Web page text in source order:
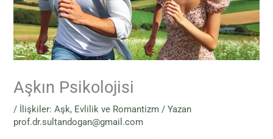
Aşkın Psikolojisi
/ İlişkiler: Aşk, Evlilik ve Romantizm / Yazan
prof.dr.sultandogan@gmail.com